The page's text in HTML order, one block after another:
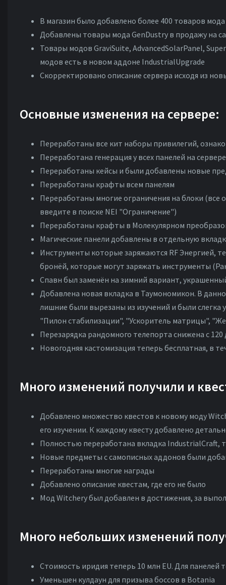
В магазин было добавлено более 400 товаров
Добавлены товары мода GenDustry в продажу на
Товары модов GraviSuite, AdvancedSolarPanel,
модов есть в новом аддоне IndustrialUpgrade
Скорректировано описание сервера исходя из
Основные изменения на сервере:
Переработаны все кит наборы привилегий,
Переработана генерация у всех панелей на сервере
Переработаны кейсы и были добавлены новые
Переработаны крафты всем панелям
Переработаны многие ограничения на блоки (все
введите в поиске NEI "Ограничение")
Переработаны крафты в Молекулярном
Магические панели добавлены в отдельную
Инструменты которые заряжаются RF Энергией,
бронёй, которые могут заряжать инструменты
Спавн был заменён на зимний вариант,
Добавлена новая вкладка в Таумономикон. В
лишние были вырезаны из изучений и были
"Пилон стабилизации", "Ускоритель матрицы",
Перезарядка рандомного телепорта снижена с 120
Новогодняя кастомизация теперь бесплатная, в
Много изменений получили и
Добавлено множество квестов к новому моду
его изучении. К каждому квесту добавлено
Полностью переработана вкладка IndustrialCraft,
Новые предметы с самописных аддонов были
Переработаны многие награды
Добавлено описание квестам, где его не было
Мод Witchery был добавлен в достижения, за
Много небольших изменений
Стоимость иридия теперь 10 млн EU. Для
Уменьшен кулдаун для призыва боссов в Botania